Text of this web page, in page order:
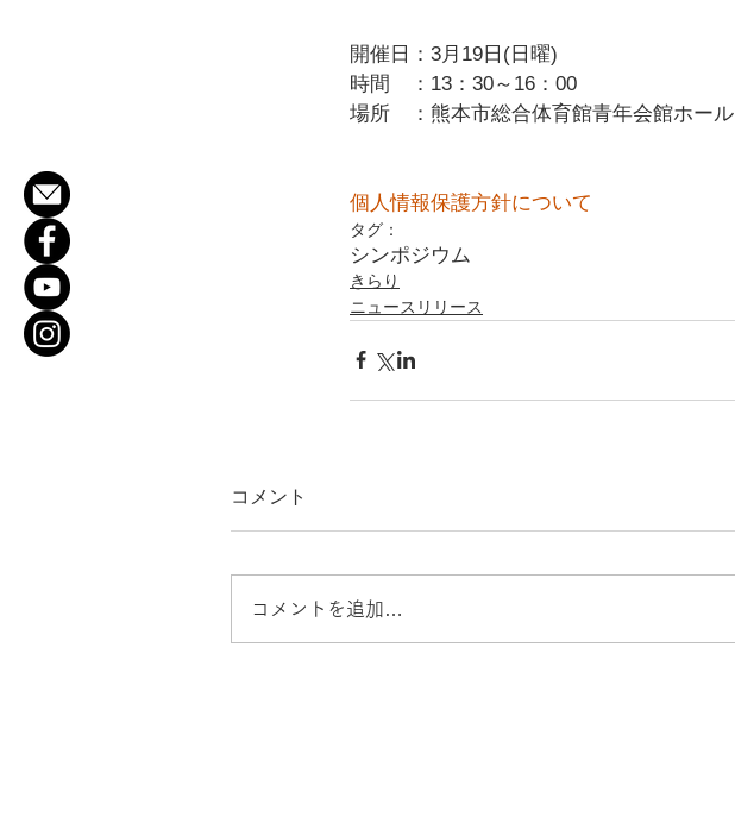
開催日：3月19日(日曜)
時間　：13：30～16：00
場所　：熊本市総合体育館青年会館ホール
個人情報保護方針について
タグ：
シンポジウム
きらり
ニュースリリース
コメント
コメントを追加…